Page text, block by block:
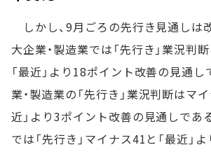
しかし、9月ごろの先行き見通しは
大企業・製造業では「先行き」業況判
「最近」より18ポイント改善の見通し
業・製造業の「先行き」業況判断はマ
近」より3ポイント改善の見通しであ
では「先行き」マイナス41と「最近」